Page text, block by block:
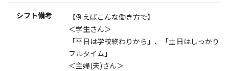
シフト備考
【例えばこんな働き方で】
＜学生さん＞
「平日は学校終わりから」、「土日はしっかり
フルタイム」
＜主婦(夫)さん＞